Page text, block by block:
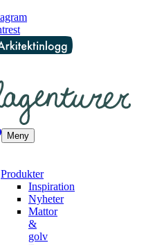
Meny
Produkter
Inspiration
Nyheter
Mattor
&
golv